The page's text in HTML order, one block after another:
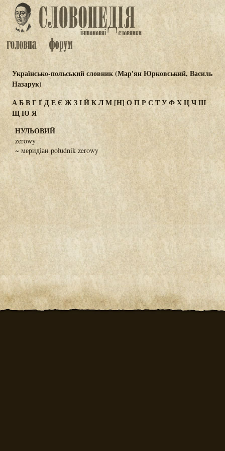
Українсько-польський словник (Мар'ян Юрковський, Василь
Назарук)
АБВГҐДЕЄЖЗІЙКЛМ [Н] ОПР С ТУФХЦЧШ
ЩЮЯ
НУЛЬОВИЙ
zerowy
~ меридіан południk zerowy